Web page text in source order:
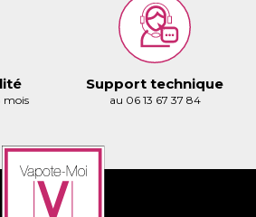
mois
Support technique
au 06 13 67 37 84
in to save products in your